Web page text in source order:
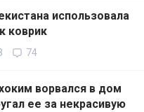
использовала
коврик
74
ворвался в дом
ее за некрасивую